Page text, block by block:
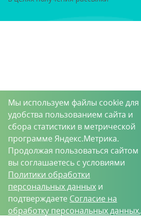
Мы используем файлы cookie для
удобства пользованием сайта и
сбора статистики в метрической
программе Яндекс.Метрика.
Продолжая пользоваться сайтом
вы соглашаетесь с условиями
Политики обработки
персональных данных и
подтверждаете Согласие на
обработку персональных данных,